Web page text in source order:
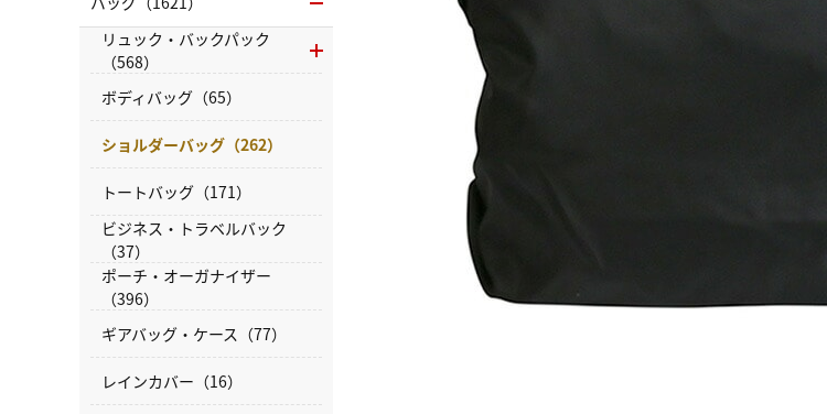
リュック・バックパック
（568）
ボディバッグ（65）
ショルダーバッグ（262）
トートバッグ（171）
ビジネス・トラベルバック
（37）
ポーチ・オーガナイザー
（396）
ギアバッグ・ケース（77）
レインカバー（16）